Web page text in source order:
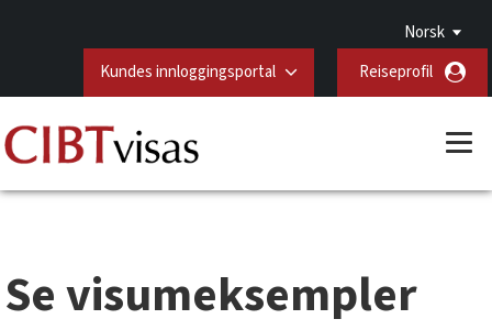
Norsk
Kundes innloggingsportal
Reiseprofil
Se visumeksempler